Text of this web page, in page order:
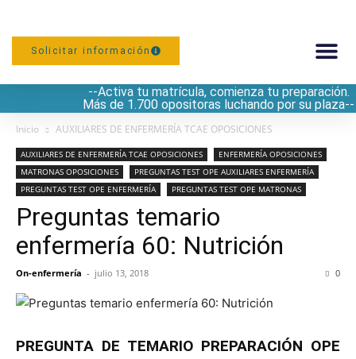
Solicitar información
--Activa tu matrícula, comienza tu preparación.
Más de 1.700 opositoras luchando por su plaza--
Inicio AUXILIARES DE ENFERMERÍA TCAE OPOSICIONES
AUXILIARES DE ENFERMERÍA TCAE OPOSICIONES
ENFERMERÍA OPOSICIONES
MATRONAS OPOSICIONES
PREGUNTAS TEST OPE AUXILIARES ENFERMERÍA
PREGUNTAS TEST OPE ENFERMERÍA
PREGUNTAS TEST OPE MATRONAS
Preguntas temario
enfermería 60: Nutrición
On-enfermería - julio 13, 2018 0
PREGUNTA DE TEMARIO PREPARACIÓN OPE